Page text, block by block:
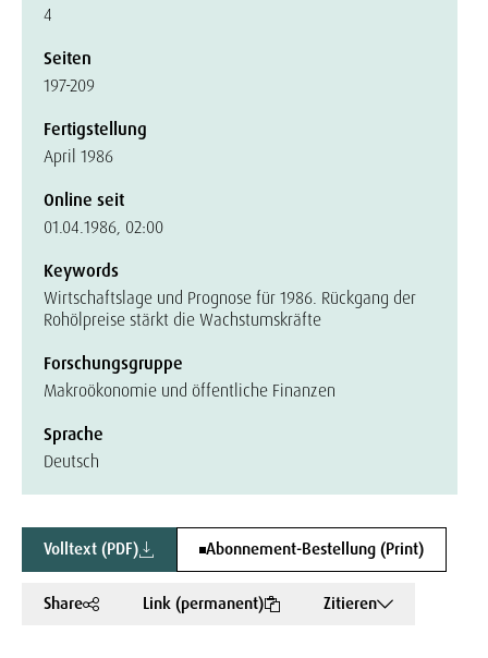
4
Seiten
197-209
Fertigstellung
April 1986
Online seit
01.04.1986, 02:00
Keywords
Wirtschaftslage und Prognose für 1986. Rückgang der
Rohölpreise stärkt die Wachstumskräfte
Forschungsgruppe
Makroökonomie und öffentliche Finanzen
Sprache
Deutsch
Volltext (PDF) Abonnement-Bestellung (Print)
Share Link (permanent) Zitieren